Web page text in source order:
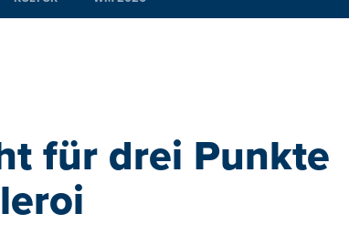
für drei Punkte